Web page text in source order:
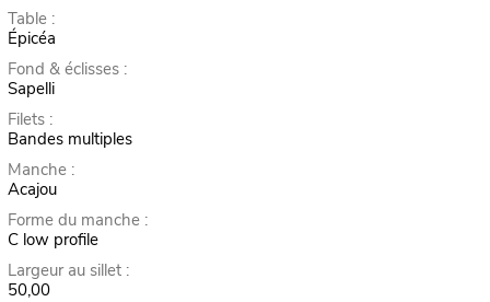
Table :
Épicéa
Fond & éclisses :
Sapelli
Filets :
Bandes multiples
Manche :
Acajou
Forme du manche :
C low profile
Largeur au sillet :
50,00